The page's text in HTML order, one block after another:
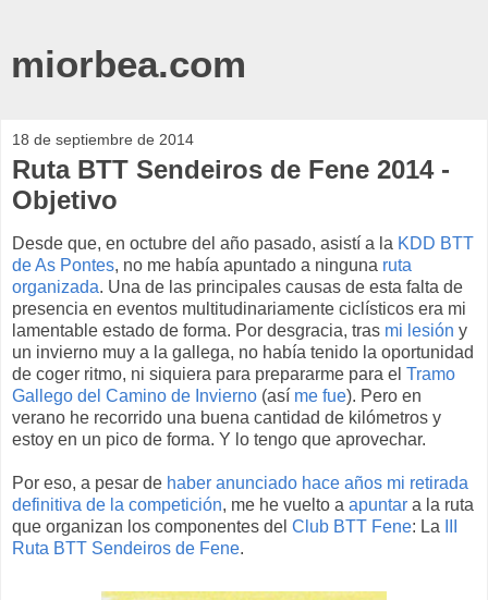
miorbea.com
18 de septiembre de 2014
Ruta BTT Sendeiros de Fene 2014 -
Objetivo
Desde que, en octubre del año pasado, asistí a la KDD BTT
de As Pontes, no me había apuntado a ninguna ruta
organizada. Una de las principales causas de esta falta de
presencia en eventos multitudinariamente ciclísticos era mi
lamentable estado de forma. Por desgracia, tras mi lesión y
un invierno muy a la gallega, no había tenido la oportunidad
de coger ritmo, ni siquiera para prepararme para el Tramo
Gallego del Camino de Invierno (así me fue). Pero en
verano he recorrido una buena cantidad de kilómetros y
estoy en un pico de forma. Y lo tengo que aprovechar.
Por eso, a pesar de haber anunciado hace años mi retirada
definitiva de la competición, me he vuelto a apuntar a la ruta
que organizan los componentes del Club BTT Fene: La
Ruta BTT Sendeiros de Fene.